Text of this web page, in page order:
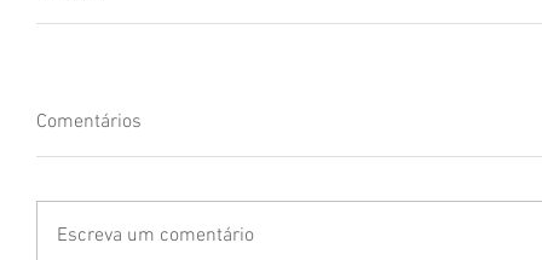
Comentários
Escreva um comentário